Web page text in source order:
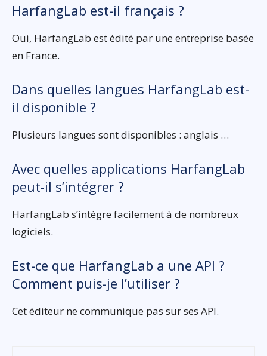
HarfangLab est-il français ?
Oui, HarfangLab est édité par une entreprise basée
en France.
Dans quelles langues HarfangLab est-
il disponible ?
Plusieurs langues sont disponibles : anglais …
Avec quelles applications HarfangLab
peut-il s’intégrer ?
HarfangLab s’intègre facilement à de nombreux
logiciels.
Est-ce que HarfangLab a une API ?
Comment puis-je l’utiliser ?
Cet éditeur ne communique pas sur ses API.